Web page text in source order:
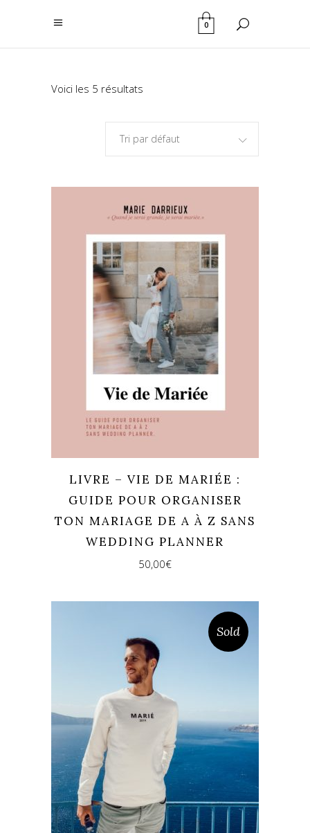
0
Voici les 5 résultats
Tri par défaut
LIVRE – VIE DE MARIÉE :
GUIDE POUR ORGANISER
TON MARIAGE DE A À Z SANS
WEDDING PLANNER
50,00€
Sold